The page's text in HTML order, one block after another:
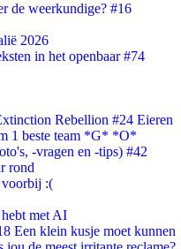
de weerkundige? #16
2026
in het openbaar #74
Rebellion #24 Eieren
1 beste team *G* *O*
-vragen en -tips) #42
rond
voorbij :(
met AI
Een klein kusje moet kunnen